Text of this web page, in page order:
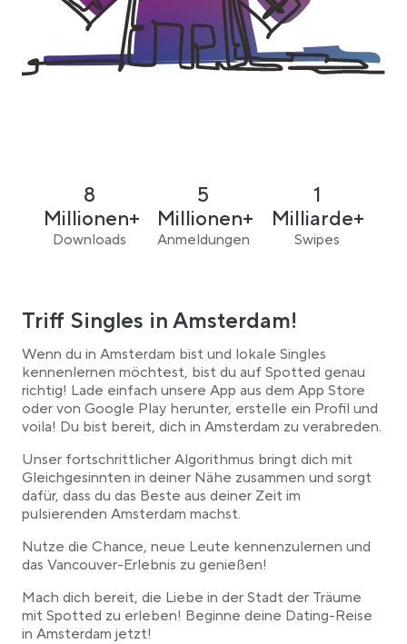
8
Millionen+
Downloads
5
Millionen+
Anmeldungen
1
Milliarde+
Swipes
Triff Singles in Amsterdam!
Wenn du in Amsterdam bist und lokale Singles
kennenlernen möchtest, bist du auf Spotted genau
richtig! Lade einfach unsere App aus dem App Store
oder von Google Play herunter, erstelle ein Profil und
voila! Du bist bereit, dich in Amsterdam zu verabreden.
Unser fortschrittlicher Algorithmus bringt dich mit
Gleichgesinnten in deiner Nähe zusammen und sorgt
dafür, dass du das Beste aus deiner Zeit im
pulsierenden Amsterdam machst.
Nutze die Chance, neue Leute kennenzulernen und
das Vancouver-Erlebnis zu genießen!
Mach dich bereit, die Liebe in der Stadt der Träume
mit Spotted zu erleben! Beginne deine Dating-Reise
in Amsterdam jetzt!